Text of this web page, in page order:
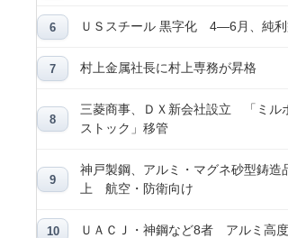
ＵＳスチール 黒字化 4―6月、純利
村上金属社長に村上専務が昇格
三菱商事、ＤＸ新会社設立 「ミル
ストック」移管
神戸製鋼、アルミ・マグネ砂型鋳
上 航空・防衛向け
ＵＡＣＪ・神鋼など8者 アルミ高